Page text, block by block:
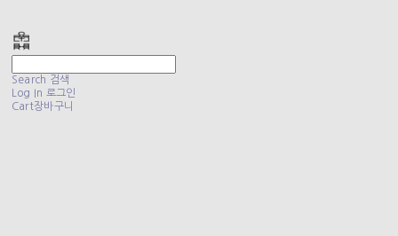
Search 검색
Log In 로그인
Cart장바구니